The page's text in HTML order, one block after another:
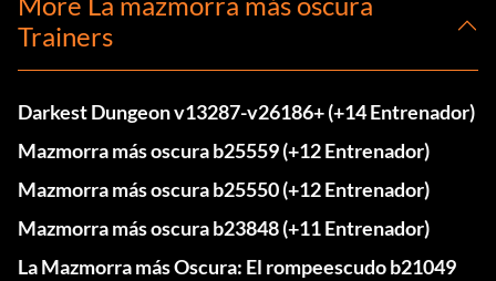
Trainers
Darkest Dungeon v13287-v26186+ (+14 Entrenador)
Mazmorra más oscura b25559 (+12 Entrenador)
Mazmorra más oscura b25550 (+12 Entrenador)
Mazmorra más oscura b23848 (+11 Entrenador)
La Mazmorra más Oscura: El rompeescudo b21049